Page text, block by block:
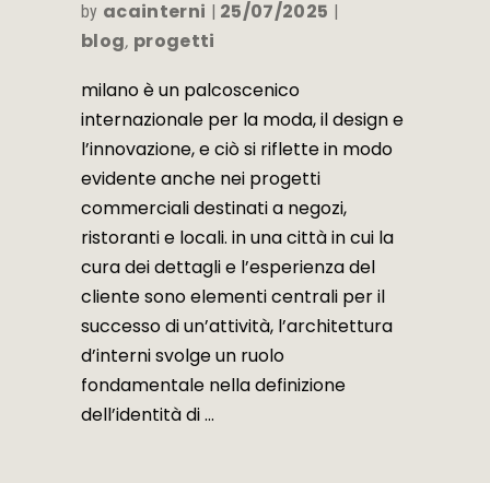
by acainterni
25/07/2025
blog, progetti
milano è un palcoscenico
internazionale per la moda, il design e
l’innovazione, e ciò si riflette in modo
evidente anche nei progetti
commerciali destinati a negozi,
ristoranti e locali. in una città in cui la
cura dei dettagli e l’esperienza del
cliente sono elementi centrali per il
successo di un’attività, l’architettura
d’interni svolge un ruolo
fondamentale nella definizione
dell’identità di